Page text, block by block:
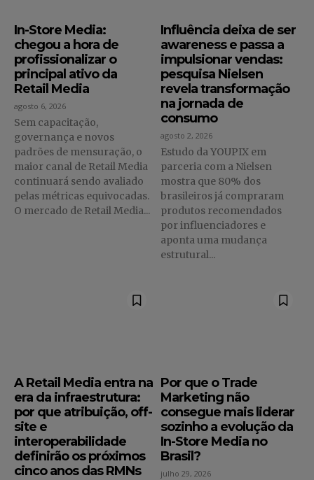
In-Store Media:
chegou a hora de
profissionalizar o
principal ativo da
Retail Media
agosto 6, 2026
Sem capacitação,
governança e novos
padrões de mensuração, o
maior canal de Retail Media
continuará sendo avaliado
pelas métricas equivocadas.
O mercado de Retail Media...
Influência deixa de ser
awareness e passa a
impulsionar vendas:
pesquisa Nielsen
revela transformação
na jornada de
consumo
agosto 2, 2026
Estudo da YOUPIX em
parceria com a Nielsen
mostra que 80% dos
brasileiros já compraram
produtos recomendados
por influenciadores e
aponta uma mudança
estrutural...
A Retail Media entra na
era da infraestrutura:
por que atribuição, off-
site e
interoperabilidade
definirão os próximos
cinco anos das RMNs
Por que o Trade
Marketing não
consegue mais liderar
sozinho a evolução da
In-Store Media no
Brasil?
julho 29, 2026